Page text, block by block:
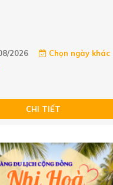
2026
Chọn ngày khác
CHI TIẾT